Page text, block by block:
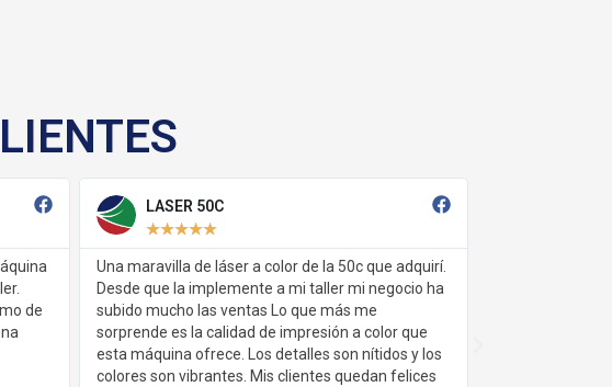
LASER 50C
★
maravilla de láser a color de la 50c que adquirí.
que la implemente a mi taller mi negocio ha
mucho las ventas Lo que más me
es la calidad de impresión a color que
máquina ofrece. Los detalles son nítidos y los
son vibrantes. Mis clientes quedan felices
BORDADORA TUBULAR 4
Como propietario de un pequeño
bordados personalizados, esta
la eficiencia, ya que con cuatro
avanzar en mis proyectos lo que
significativamente mi